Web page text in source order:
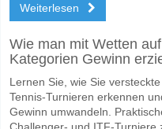
Weiterlesen
Wie man mit Wetten
Kategorien Gewinn
Lernen Sie, wie Sie
Tennis-Turnieren erkennen
Gewinn umwandeln.